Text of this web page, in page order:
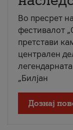
Во пресрет
фестивалот
претстави
централен
„Билјан
Дознај